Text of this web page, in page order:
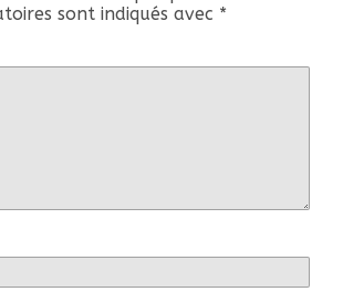
sont indiqués avec *